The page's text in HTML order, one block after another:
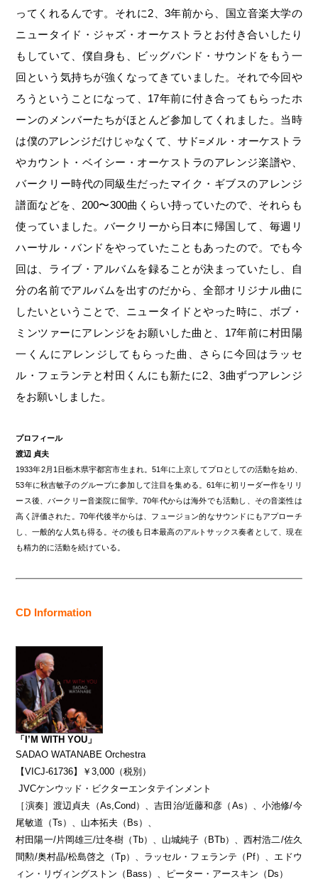
ってくれるんです。それに2、3年前から、国立音楽大学の
ニュータイド・ジャズ・オーケストラとお付き合いしたり
もしていて、僕自身も、ビッグバンド・サウンドをもう一
回という気持ちが強くなってきていました。それで今回や
ろうということになって、17年前に付き合ってもらったホ
ーンのメンバーたちがほとんど参加してくれました。当時
は僕のアレンジだけじゃなくて、サド=メル・オーケストラ
やカウント・ベイシー・オーケストラのアレンジ楽譜や、
バークリー時代の同級生だったマイク・ギブスのアレンジ
譜面などを、200〜300曲くらい持っていたので、それらも
使っていました。バークリーから日本に帰国して、毎週リ
ハーサル・バンドをやっていたこともあったので。でも今
回は、ライブ・アルバムを録ることが決まっていたし、自
分の名前でアルバムを出すのだから、全部オリジナル曲に
したいということで、ニュータイドとやった時に、ボブ・
ミンツァーにアレンジをお願いした曲と、17年前に村田陽
一くんにアレンジしてもらった曲、さらに今回はラッセ
ル・フェランテと村田くんにも新たに2、3曲ずつアレンジ
をお願いしました。
プロフィール
渡辺 貞夫
1933年2月1日栃木県宇都宮市生まれ。51年に上京してプロとしての活動を始め、
53年に秋吉敏子のグループに参加して注目を集める。61年に初リーダー作をリリ
ース後、バークリー音楽院に留学。70年代からは海外でも活動し、その音楽性は
高く評価された。70年代後半からは、フュージョン的なサウンドにもアプローチ
し、一般的な人気も得る。その後も日本最高のアルトサックス奏者として、現在
も精力的に活動を続けている。
CD Information
「I’M WITH YOU」
SADAO WATANABE Orchestra
【VICJ-61736】￥3,000（税別）
JVCケンウッド・ビクターエンタテインメント
［演奏］渡辺貞夫（As,Cond）、吉田治/近藤和彦（As）、小池修/今
尾敏道（Ts）、山本拓夫（Bs）、
村田陽一/片岡雄三/辻冬樹（Tb）、山城純子（BTb）、西村浩二/佐久
間勲/奥村晶/松島啓之（Tp）、ラッセル・フェランテ（Pf）、エドウ
ィン・リヴィングストン（Bass）、ピーター・アースキン（Ds）